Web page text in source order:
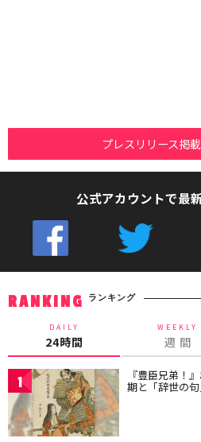
プレスリリース掲
公式アカウントで最
RANKING ランキング
DAILY
24時間
WEEKLY
週 間
1 『豊臣兄弟！
期と「辞世の